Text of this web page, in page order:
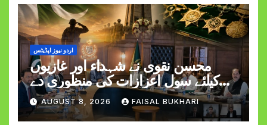
اردو نیوز اپڈیٹس
محسن نقوی نے شہداء اور غازیوں
کیلئے سول اعزازات کی منظوری دے
دیAUGUST 8, 2026 FAISAL BUKHARI